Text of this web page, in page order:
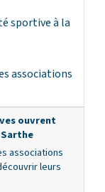
sportive à la
associations
ouvrent
associations
leurs